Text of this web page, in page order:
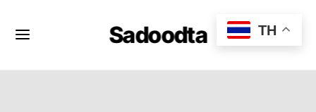
Sadoodta TH